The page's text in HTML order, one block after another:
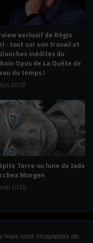
exclusif de Régis
: tout sur son travail et
inédites du
Opus de La Quête de
du temps !
2026
Terre ou lune de Jade
chez Morgen
2026
mais sont incapables de